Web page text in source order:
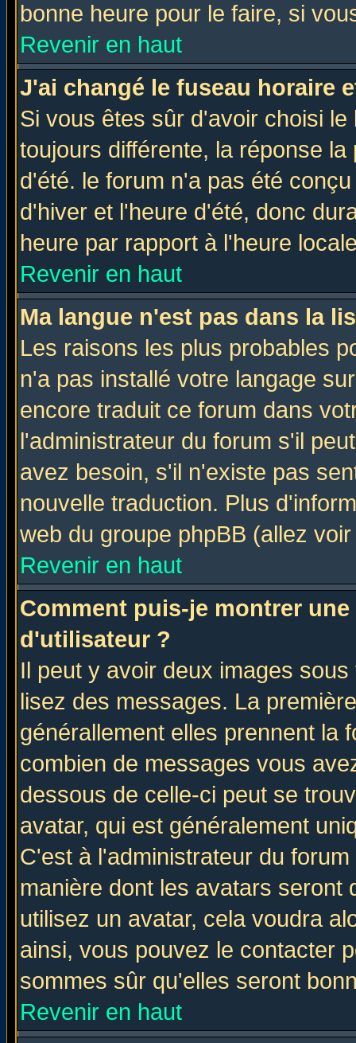
bonne heure pour le faire, si
Revenir en haut
J'ai changé le fuseau horaire
Si vous êtes sûr d'avoir choisi
toujours différente, la réponse
d'été. le forum n'a pas été
d'hiver et l'heure d'été, donc
heure par rapport à l'heure
Revenir en haut
Ma langue n'est pas dans la
Les raisons les plus probables
n'a pas installé votre langage
encore traduit ce forum dans
l'administrateur du forum s'il
avez besoin, s'il n'existe pas
nouvelle traduction. Plus
web du groupe phpBB (allez
Revenir en haut
Comment puis-je montrer
d'utilisateur ?
Il peut y avoir deux images
lisez des messages. La
générallement elles prennent la
combien de messages vous
dessous de celle-ci peut se
avatar, qui est généralement
C'est à l'administrateur du
manière dont les avatars seront
utilisez un avatar, cela voudra
ainsi, vous pouvez le contacter
sommes sûr qu'elles seront
Revenir en haut